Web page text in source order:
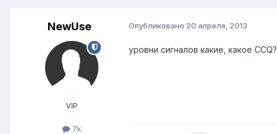
NewUse
VIP
7k
Опубликовано 20 апреля, 2013
уровни сигналов какие, какое CCQ?